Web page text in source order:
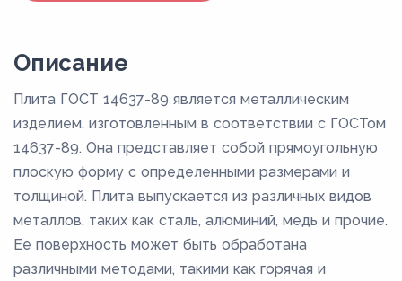
Описание
Плита ГОСТ 14637-89 является металлическим
изделием, изготовленным в соответствии с ГОСТом
14637-89. Она представляет собой прямоугольную
плоскую форму с определенными размерами и
толщиной. Плита выпускается из различных видов
металлов, таких как сталь, алюминий, медь и прочие.
Ее поверхность может быть обработана
различными методами, такими как горячая и